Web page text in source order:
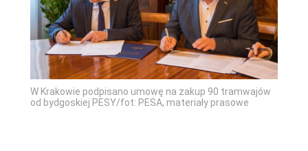
W Krakowie podpisano umowę na zakup 90 tramwajów
od bydgoskiej PESY/fot: PESA, materiały prasowe